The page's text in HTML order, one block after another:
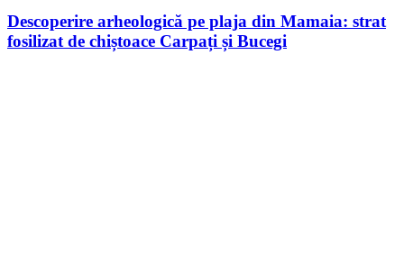
Descoperire arheologică pe plaja din Mamaia: strat
fosilizat de chiștoace Carpați și Bucegi